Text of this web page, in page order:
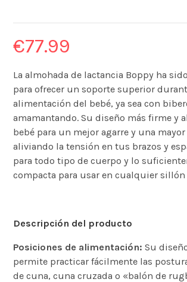
€77.99
La almohada de lactancia Boppy ha
para ofrecer un soporte superior
alimentación del bebé, ya sea con
amamantando. Su diseño más firme y
bebé para un mejor agarre y una
aliviando la tensión en tus brazos y
para todo tipo de cuerpo y lo
compacta para usar en cualquier sillón
Descripción del producto
Posiciones de alimentación: Su
permite practicar fácilmente las
de cuna, cuna cruzada o «balón de